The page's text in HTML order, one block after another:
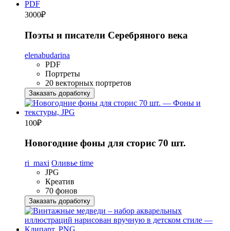
3000₽
Поэты и писатели Серебряного века
elenabudarina
PDF
Портреты
20 векторных портретов
Заказать доработку
100₽
Новогодние фоны для сторис 70 шт.
ri_maxi Оливье time
JPG
Креатив
70 фонов
Заказать доработку